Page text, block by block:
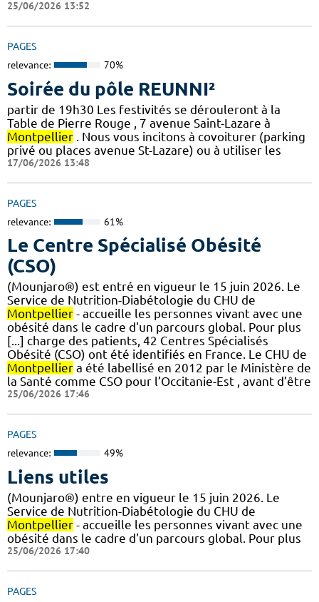
25/06/2026 13:52
PAGES
relevance: 70%
Soirée du pôle REUNNI²
partir de 19h30 Les festivités se dérouleront à la
Table de Pierre Rouge , 7 avenue Saint-Lazare à
Montpellier . Nous vous incitons à covoiturer (parking
privé ou places avenue St-Lazare) ou à utiliser les
17/06/2026 13:48
PAGES
relevance: 61%
Le Centre Spécialisé Obésité
(CSO)
(Mounjaro®) est entré en vigueur le 15 juin 2026. Le
Service de Nutrition-Diabétologie du CHU de
Montpellier - accueille les personnes vivant avec une
obésité dans le cadre d'un parcours global. Pour plus
[...] charge des patients, 42 Centres Spécialisés
Obésité (CSO) ont été identifiés en France. Le CHU de
Montpellier a été labellisé en 2012 par le Ministère de
la Santé comme CSO pour l’Occitanie-Est , avant d’être
25/06/2026 17:46
PAGES
relevance: 49%
Liens utiles
(Mounjaro®) entre en vigueur le 15 juin 2026. Le
Service de Nutrition-Diabétologie du CHU de
Montpellier - accueille les personnes vivant avec une
obésité dans le cadre d'un parcours global. Pour plus
25/06/2026 17:40
PAGES